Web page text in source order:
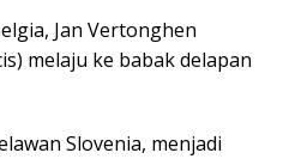
Jan Vertonghen
melaju ke babak delapan
Slovenia, menjadi